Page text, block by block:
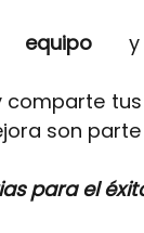
equipo
comparte
son parte
para el